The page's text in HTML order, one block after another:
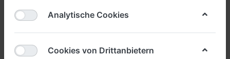
Analytische Cookies
Cookies von Drittanbietern